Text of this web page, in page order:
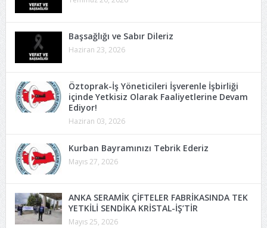
Başsağlığı ve Sabır Dileriz
Haziran 23, 2026
Öztoprak-İş Yöneticileri İşverenle İşbirliği
içinde Yetkisiz Olarak Faaliyetlerine Devam
Ediyor!
Haziran 03, 2026
Kurban Bayramınızı Tebrik Ederiz
Mayıs 27, 2026
ANKA SERAMİK ÇİFTELER FABRİKASINDA TEK
YETKİLİ SENDİKA KRİSTAL-İŞ’TİR
Mayıs 25, 2026